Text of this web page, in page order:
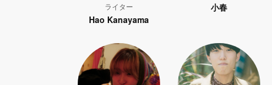
ライター
Hao Kanayama
小春